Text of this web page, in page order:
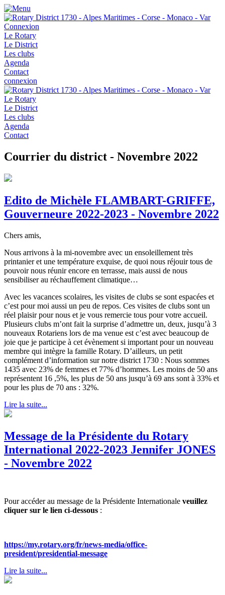
Connexion
Le Rotary
Le District
Les clubs
Agenda
Contact
connexion
Le Rotary
Le District
Les clubs
Agenda
Contact
Courrier du district - Novembre 2022
Edito de Michèle FLAMBART-GRIFFE,
Gouverneure 2022-2023 - Novembre 2022
Chers amis,
Nous arrivons à la mi-novembre avec un ensoleillement très
printanier et une température exquise, de quoi nous réjouir tous de
pouvoir nous réunir encore en terrasse, mais aussi de nous
sensibiliser au réchauffement climatique…
Avec les vacances scolaires, les visites de clubs se sont espacées et
c’est pour moi aussi un peu de repos. Ces visites de clubs sont un
réel plaisir pour nous et je vous remercie tous pour votre accueil.
Plusieurs clubs m’ont fait la surprise d’admettre un, deux, jusqu’à 3
nouveaux Rotariens lors de ma venue est c’est avec beaucoup de
joie que je participe à cet évènement si important pour un nouveau
membre qui intègre la famille Rotary. D’ailleurs, un petit
complément d’information sur notre district 1730 : Nous sommes
1435 avec 23% de femmes et 77% d’hommes. Les moins de 50 ans
représentent 16 ,5%, les plus de 50 ans jusqu’à 69 ans sont à 33% et
pour les plus de 70 ans : 32%.
Lire la suite...
Message de la Présidente du Rotary
International 2022-2023 Jennifer JONES
- Novembre 2022
Pour accéder au message de la Présidente Internationale veuillez
cliquer sur le lien ci-dessous :
https://my.rotary.org/fr/news-media/office-
president/presidential-message
Lire la suite...